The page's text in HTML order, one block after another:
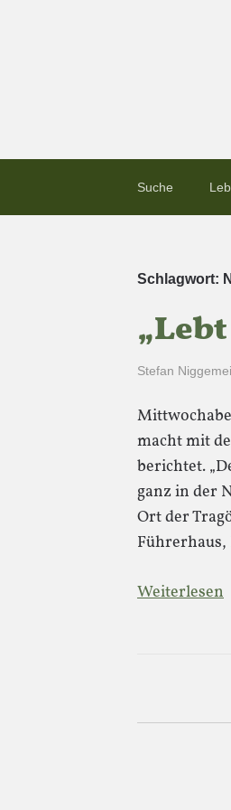
Suche
Schlagwort:
Stefan
macht mit
berichtet.
ganz in der
Ort der
Weiterlesen